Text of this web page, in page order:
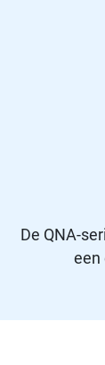
De QNA-
een